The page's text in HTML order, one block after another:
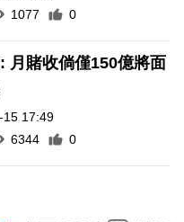
1077 0
月賭收倘僅150億將面
15 17:49
6344 0